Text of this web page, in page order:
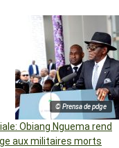
© Prensa de pdge
Obiang Nguema rend
aux militaires morts